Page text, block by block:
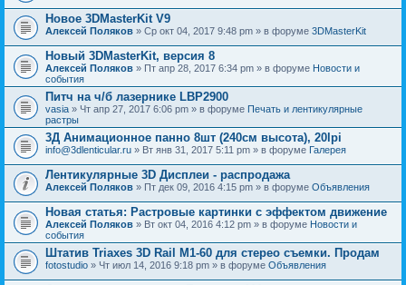
Новое 3DMasterKit V9
Алексей Поляков » Ср окт 04, 2017 9:48 pm » в форуме 3DMasterKit
Новый 3DMasterKit, версия 8
Алексей Поляков » Пт апр 28, 2017 6:34 pm » в форуме Новости и
события
Питч на ч/б лазернике LBP2900
vasia » Чт апр 27, 2017 6:06 pm » в форуме Печать и лентикулярные
растры
3Д Анимационное панно 8шт (240см высота), 20lpi
info@3dlenticular.ru » Вт янв 31, 2017 5:11 pm » в форуме Галерея
Лентикулярные 3D Дисплеи - распродажа
Алексей Поляков » Пт дек 09, 2016 4:15 pm » в форуме Объявления
Новая статья: Растровые картинки с эффектом движение
Алексей Поляков » Вт окт 04, 2016 4:12 pm » в форуме Новости и
события
Штатив Triaxes 3D Rail M1-60 для стерео съемки. Продам
fotostudio » Чт июл 14, 2016 9:18 pm » в форуме Объявления